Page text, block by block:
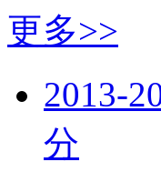
更多>>
2013-
分